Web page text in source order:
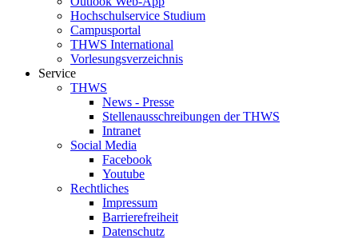
Hochschulservice Studium
Campusportal
THWS International
Vorlesungsverzeichnis
Service
THWS
News - Presse
Stellenausschreibungen der THWS
Intranet
Social Media
Facebook
Youtube
Rechtliches
Impressum
Barrierefreiheit
Datenschutz